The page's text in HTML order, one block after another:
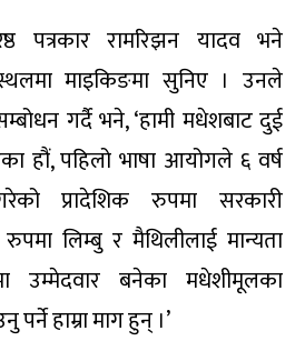
पत्रकार रामरिझन यादव भने
माइकिङमा सुनिए । उनले
गर्दै भने, ‘हामी मधेशबाट दुई
हौं, पहिलो भाषा आयोगले ६ वर्ष
प्रादेशिक रुपमा सरकारी
लिम्बु र मैथिलीलाई मान्यता
उम्मेदवार बनेका मधेशीमूलका
हाम्रा माग हुन् ।’